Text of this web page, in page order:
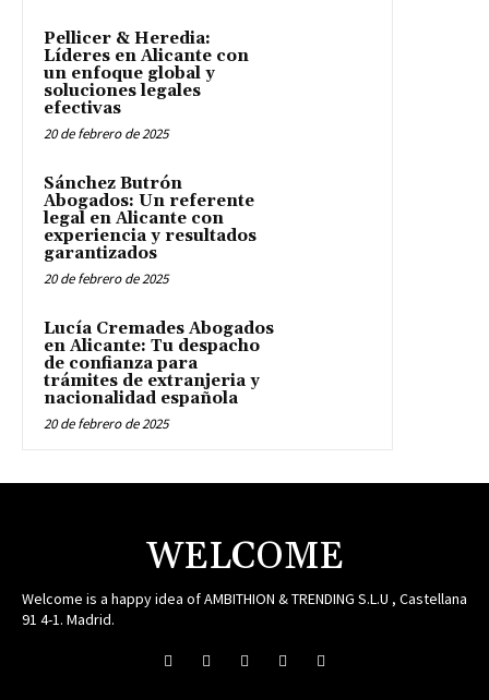
Pellicer & Heredia:
Líderes en Alicante con
un enfoque global y
soluciones legales
efectivas
20 de febrero de 2025
Sánchez Butrón
Abogados: Un referente
legal en Alicante con
experiencia y resultados
garantizados
20 de febrero de 2025
Lucía Cremades Abogados
en Alicante: Tu despacho
de confianza para
trámites de extranjeria y
nacionalidad española
20 de febrero de 2025
WELCOME
Welcome is a happy idea of AMBITHION & TRENDING S.L.U , Castellana
91 4-1. Madrid.